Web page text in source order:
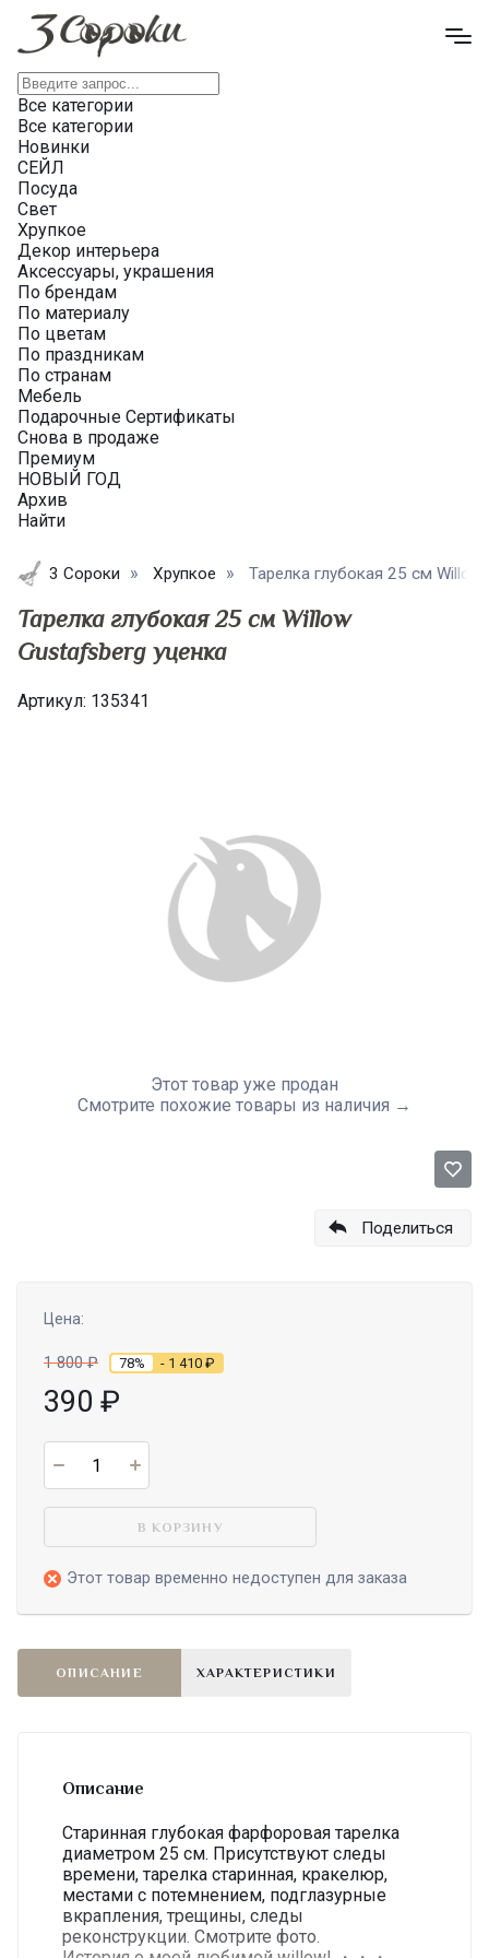
Все категории
Все категории
Новинки
СЕЙЛ
Посуда
Свет
Хрупкое
Декор интерьера
Аксессуары, украшения
По брендам
По материалу
По цветам
По праздникам
По странам
Мебель
Подарочные Сертификаты
Снова в продаже
Премиум
НОВЫЙ ГОД
Архив
Найти
3 Сороки Хрупкое Тарелка глубокая 25 см Willow
Тарелка глубокая 25 см Willow
Gustafsberg уценка
Артикул: 135341
Этот товар уже продан
Смотрите похожие товары из наличия →
Поделиться
Цена:
1 800₽ 78% - 1 410 ₽
390 ₽
В КОРЗИНУ
Этот товар временно недоступен для заказа
ОПИСАНИЕ ХАРАКТЕРИСТИКИ
Описание
Старинная глубокая фарфоровая тарелка
диаметром 25 см. Присутствуют следы
времени, тарелка старинная, кракелюр,
местами с потемнением, подглазурные
вкрапления, трещины, следы
реконструкции. Смотрите фото.